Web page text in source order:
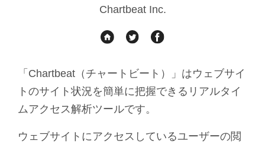
Chartbeat Inc.
「Chartbeat（チャートビート）」はウェブサイ
トのサイト状況を簡単に把握できるリアルタイ
ムアクセス解析ツールです。
ウェブサイトにアクセスしているユーザーの閲